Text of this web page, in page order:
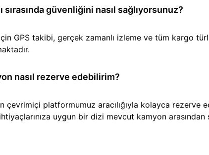
sırasında güvenliğini nasıl sağlıyorsunuz?
GPS takibi, gerçek zamanlı izleme ve tüm kargo
nasıl rezerve edebilirim?
çevrimiçi platformumuz aracılığıyla kolayca rezerve
uygun bir dizi mevcut kamyon arasından